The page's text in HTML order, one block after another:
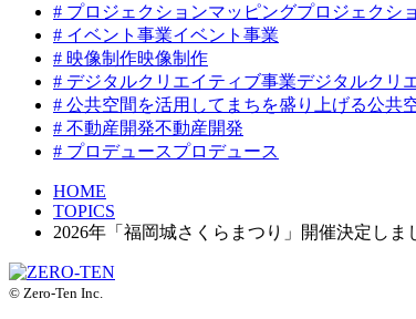
# プロジェクションマッピングプロジェクシ
# イベント事業イベント事業
# 映像制作映像制作
# デジタルクリエイティブ事業デジタルクリ
# 公共空間を活用してまちを盛り上げる公共
# 不動産開発不動産開発
# プロデュースプロデュース
HOME
TOPICS
2026年「福岡城さくらまつり」開催決定しま
© Zero-Ten Inc.